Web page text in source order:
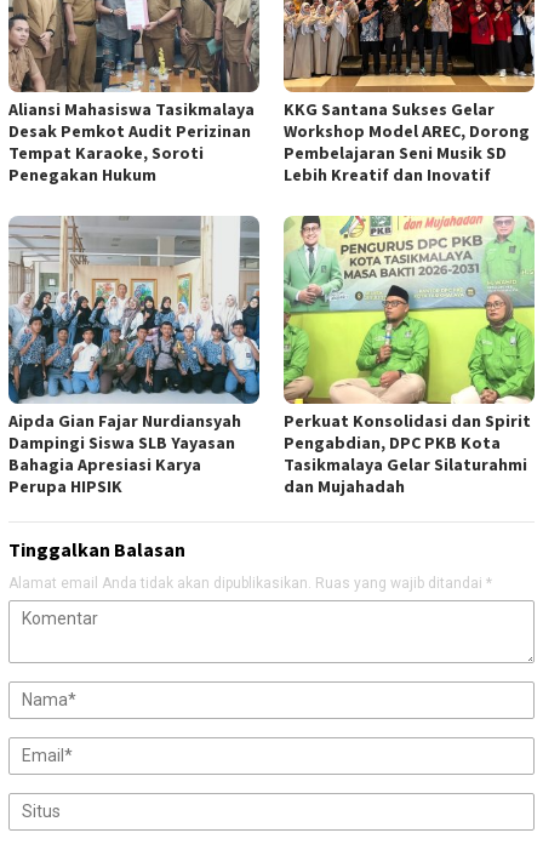
Aliansi Mahasiswa Tasikmalaya
Desak Pemkot Audit Perizinan
Tempat Karaoke, Soroti
Penegakan Hukum
KKG Santana Sukses Gelar
Workshop Model AREC, Dorong
Pembelajaran Seni Musik SD
Lebih Kreatif dan Inovatif
Aipda Gian Fajar Nurdiansyah
Dampingi Siswa SLB Yayasan
Bahagia Apresiasi Karya
Perupa HIPSIK
Perkuat Konsolidasi dan Spirit
Pengabdian, DPC PKB Kota
Tasikmalaya Gelar Silaturahmi
dan Mujahadah
Tinggalkan Balasan
Alamat email Anda tidak akan dipublikasikan. Ruas yang wajib ditandai *